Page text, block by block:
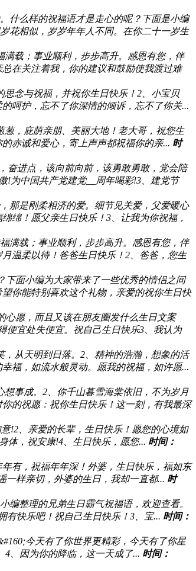
什么样的祝福语才是走心的呢？下面是小编
花相似，岁岁年年人不同。在你二十一岁生
载；事业顺利，步步高升。感恩有您，伴
在关注着我，你的建议和鼓励使我渡过难
念与祝福，并祝你生日快乐！2、小宝贝
呵护，忘不了你深情的倾诉，忘不了你关...
，庇荫亲朋、美丽大地！老大哥，祝您生
赤诚和爱心，寄上声声都祝福你的亲... 时
奋进点，该向前向前，该勇敢勇敢，党会陪
!为中国共产党建党__周年喝彩!3、建党节
那是刚柔相济的爱。细节见关爱，父爱暖心
绵！愿父亲生日快乐！3、让我为你祝福，
满载；事业顺利，步步高升。感恩有您，伴
温柔以待！爸爸生日快乐！2、爸爸，您生
下面小编为大家带来了一些优秀的情侣之间
你能特别喜欢这个礼物，亲爱的祝你生日快
心愿，而且又该在朋友圈发什么生日文案
便宜处失便宜。祝自己生日快乐3、我认为
从天明到日落。2、精神的浩瀚，想象的活
福，如流水般灵动。愿我的祝福，如许愿...
事成。2、你千山暮雪海棠依旧，不为岁月
的祝愿：祝你生日快乐！这一刻，有我最深
!2、亲爱的长辈，生日快乐！愿您的心境如
体，祝安康!4、生日快乐，愿您... 时间：
有，祝福年年深！外婆，生日快乐，福如东
一样亲切，外婆的生日，我却一直都... 时
编整理的兄弟生日霸气祝福语，欢迎查看。
有快乐吧！祝自己生日快乐！3、宝... 时间：
今天有了你世界更精彩，今天有了你星
、因为你的降临，这一天成了... 时间：